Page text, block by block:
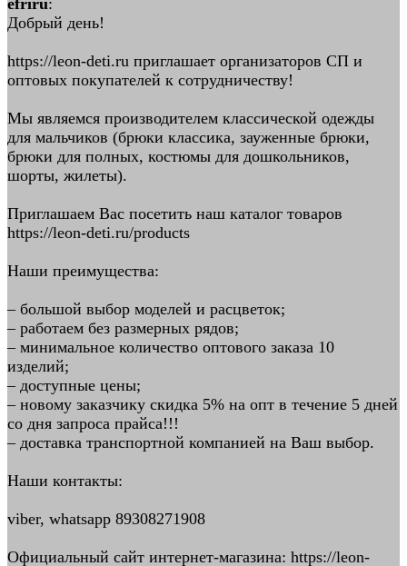
efriru:
Добрый день!
https://leon-deti.ru приглашает организаторов СП и
оптовых покупателей к сотрудничеству!
Мы являемся производителем классической одежды
для мальчиков (брюки классика, зауженные брюки,
брюки для полных, костюмы для дошкольников,
шорты, жилеты).
Приглашаем Вас посетить наш каталог товаров
https://leon-deti.ru/products
Наши преимущества:
– большой выбор моделей и расцветок;
– работаем без размерных рядов;
– минимальное количество оптового заказа 10
изделий;
– доступные цены;
– новому заказчику скидка 5% на опт в течение 5 дней
со дня запроса прайса!!!
– доставка транспортной компанией на Ваш выбор.
Наши контакты:
viber, whatsapp 89308271908
Официальный сайт интернет-магазина: https://leon-